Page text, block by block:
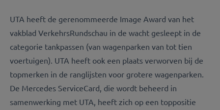
UTA heeft de gerenommeerde Image Award van het
vakblad VerkehrsRundschau in de wacht gesleept in de
categorie tankpassen (van wagenparken van tot tien
voertuigen). UTA heeft ook een plaats verworven bij de
topmerken in de ranglijsten voor grotere wagenparken.
De Mercedes ServiceCard, die wordt beheerd in
samenwerking met UTA, heeft zich op een toppositie